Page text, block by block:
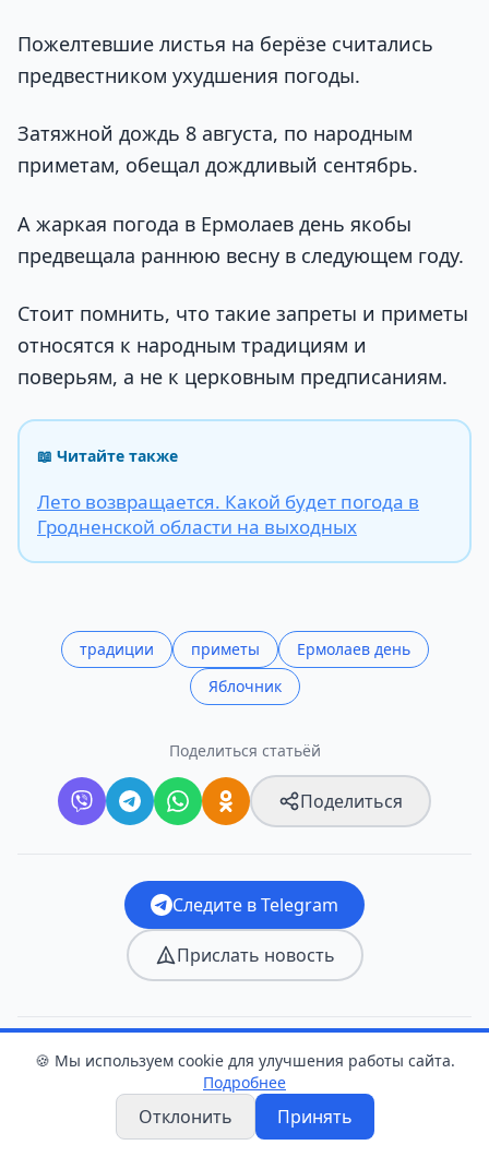
Пожелтевшие листья на берёзе считались
предвестником ухудшения погоды.
Затяжной дождь 8 августа, по народным
приметам, обещал дождливый сентябрь.
А жаркая погода в Ермолаев день якобы
предвещала раннюю весну в следующем году.
Стоит помнить, что такие запреты и приметы
относятся к народным традициям и
поверьям, а не к церковным предписаниям.
📖 Читайте также
Лето возвращается. Какой будет погода в
Гродненской области на выходных
традиции приметы
Ермолаев день
Яблочник
Поделиться статьёй
Поделиться
Следите в Telegram
Прислать новость
Оцените статью
❤️ 😂 😮 😢
🍪 Мы используем cookie для улучшения работы сайта.
Подробнее
Отклонить Принять